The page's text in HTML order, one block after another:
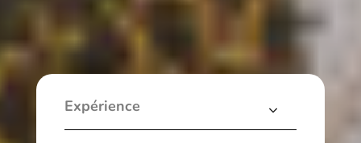
Expérience